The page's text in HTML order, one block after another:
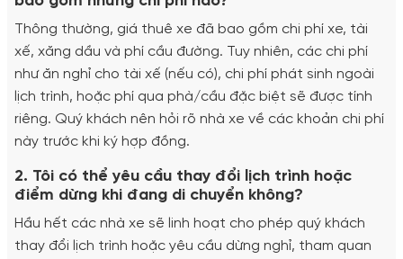
Thông thường, giá thuê xe đã bao gồm chi phí xe, tài
xế, xăng dầu và phí cầu đường. Tuy nhiên, các chi phí
như ăn nghỉ cho tài xế (nếu có), chi phí phát sinh ngoài
lịch trình, hoặc phí qua phà/cầu đặc biệt sẽ được tính
riêng. Quý khách nên hỏi rõ nhà xe về các khoản chi phí
này trước khi ký hợp đồng.
2. Tôi có thể yêu cầu thay đổi lịch trình hoặc
điểm dừng khi đang di chuyển không?
Hầu hết các nhà xe sẽ linh hoạt cho phép quý khách
thay đổi lịch trình hoặc yêu cầu dừng nghỉ, tham quan